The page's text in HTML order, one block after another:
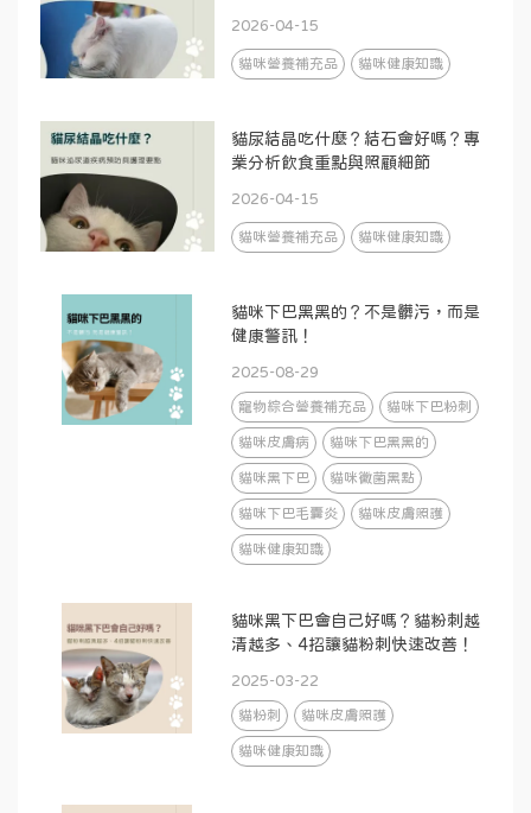
2026-04-15
貓咪營養補充品 貓咪健康知識
貓尿結晶吃什麼？結石會好嗎？專
業分析飲食重點與照顧細節
2026-04-15
貓咪營養補充品 貓咪健康知識
貓咪下巴黑黑的？不是髒污，而是
健康警訊！
2025-08-29
寵物綜合營養補充品 貓咪下巴粉刺
貓咪皮膚病 貓咪下巴黑黑的
貓咪黑下巴 貓咪黴菌黑點
貓咪下巴毛囊炎 貓咪皮膚照護
貓咪健康知識
貓咪黑下巴會自己好嗎？貓粉刺越
清越多、4招讓貓粉刺快速改善！
2025-03-22
貓粉刺 貓咪皮膚照護
貓咪健康知識